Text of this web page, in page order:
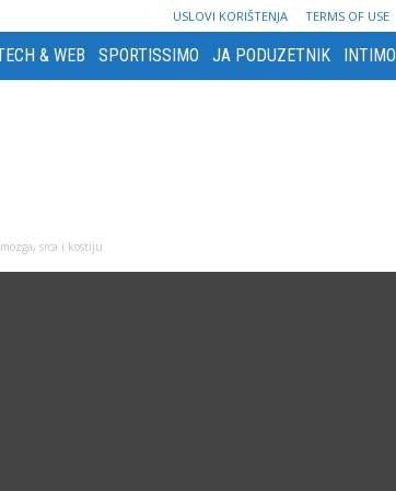
USLOVI KORIŠTENJA TERMS OF USE
& WEB SPORTISSIMO JA PODUZETNIK INTIMO
srca i kostiju